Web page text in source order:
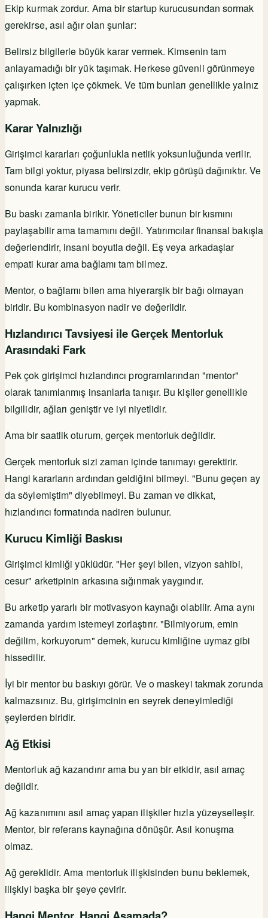
Ekip kurmak zordur. Ama bir startup kurucusundan sormak
gerekirse, asıl ağır olan şunlar:
Belirsiz bilgilerle büyük karar vermek. Kimsenin tam
anlayamadığı bir yük taşımak. Herkese güvenli görünmeye
çalışırken içten içe çökmek. Ve tüm bunları genellikle yalnız
yapmak.
Karar Yalnızlığı
Girişimci kararları çoğunlukla netlik yoksunluğunda verilir.
Tam bilgi yoktur, piyasa belirsizdir, ekip görüşü dağınıktır. Ve
sonunda karar kurucu verir.
Bu baskı zamanla birikir. Yöneticiler bunun bir kısmını
paylaşabilir ama tamamını değil. Yatırımcılar finansal bakışla
değerlendirir, insani boyutla değil. Eş veya arkadaşlar
empati kurar ama bağlamı tam bilmez.
Mentor, o bağlamı bilen ama hiyerarşik bir bağı olmayan
biridir. Bu kombinasyon nadir ve değerlidir.
Hızlandırıcı Tavsiyesi ile Gerçek Mentorluk
Arasındaki Fark
Pek çok girişimci hızlandırıcı programlarından "mentor"
olarak tanımlanmış insanlarla tanışır. Bu kişiler genellikle
bilgilidir, ağları geniştir ve iyi niyetlidir.
Ama bir saatlik oturum, gerçek mentorluk değildir.
Gerçek mentorluk sizi zaman içinde tanımayı gerektirir.
Hangi kararların ardından geldiğini bilmeyi. "Bunu geçen ay
da söylemiştim" diyebilmeyi. Bu zaman ve dikkat,
hızlandırıcı formatında nadiren bulunur.
Kurucu Kimliği Baskısı
Girişimci kimliği yüklüdür. "Her şeyi bilen, vizyon sahibi,
cesur" arketipinin arkasına sığınmak yaygındır.
Bu arketip yararlı bir motivasyon kaynağı olabilir. Ama aynı
zamanda yardım istemeyi zorlaştırır. "Bilmiyorum, emin
değilim, korkuyorum" demek, kurucu kimliğine uymaz gibi
hissedilir.
İyi bir mentor bu baskıyı görür. Ve o maskeyi takmak zorunda
kalmazsınız. Bu, girişimcinin en seyrek deneyimlediği
şeylerden biridir.
Ağ Etkisi
Mentorluk ağ kazandırır ama bu yan bir etkidir, asıl amaç
değildir.
Ağ kazanımını asıl amaç yapan ilişkiler hızla yüzeyselleşir.
Mentor, bir referans kaynağına dönüşür. Asıl konuşma
olmaz.
Ağ gereklidir. Ama mentorluk ilişkisinden bunu beklemek,
ilişkiyi başka bir şeye çevirir.